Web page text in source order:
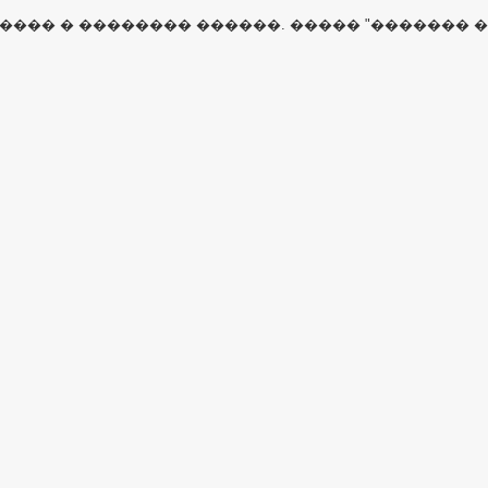
� �������� ������. ����� "�������